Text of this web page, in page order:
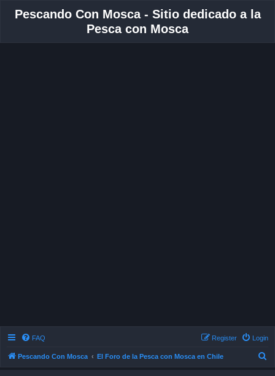
Pescando Con Mosca - Sitio dedicado a la
Pesca con Mosca
FAQ Login
Register
Pescando Con Mosca El Foro de la Pesca con Mosca en Chile